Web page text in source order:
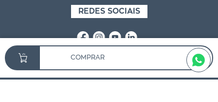
COMPRAR
REDES SOCIAIS